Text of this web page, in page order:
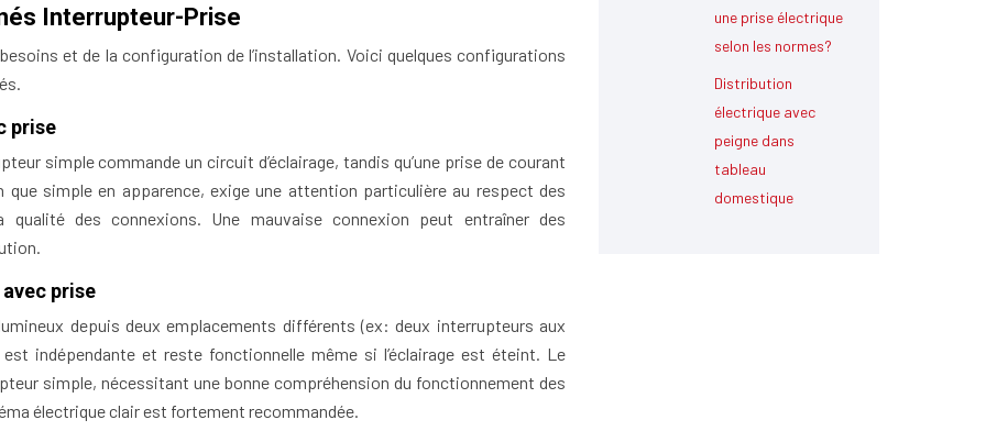
Interrupteur-Prise
et de la configuration de l’installation. Voici quelques configurations
prise
simple commande un circuit d’éclairage, tandis qu’une prise de courant
que simple en apparence, exige une attention particulière au respect des
des connexions. Une mauvaise connexion peut entraîner des
prise
depuis deux emplacements différents (ex: deux interrupteurs aux
indépendante et reste fonctionnelle même si l’éclairage est éteint. Le
simple, nécessitant une bonne compréhension du fonctionnement des
électrique clair est fortement recommandée.
une prise électrique
selon les normes?
Distribution
électrique avec
peigne dans
tableau
domestique